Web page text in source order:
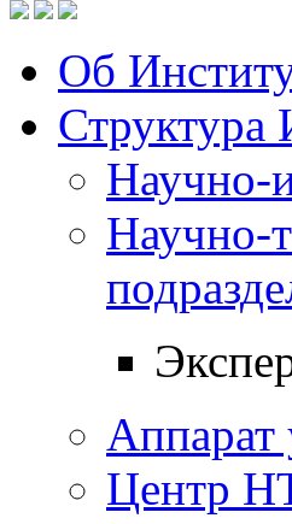
Об
Структура
Научно-
Научно-
Аппарат
Центр